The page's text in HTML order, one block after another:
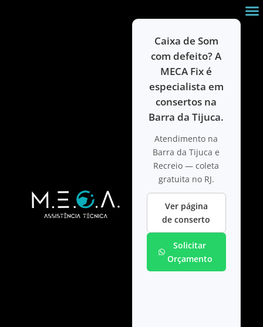
Caixa de Som
com defeito? A
MECA Fix é
especialista em
consertos na
Barra da Tijuca.
Atendimento na
Barra da Tijuca e
Recreio — coleta
gratuita no RJ.
Ver página
de conserto
Solicitar
Orçamento